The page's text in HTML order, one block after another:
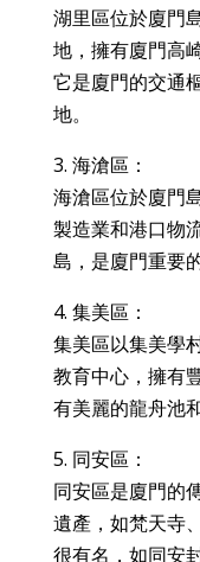
湖里區位於廈門
地，擁有廈門高
它是廈門的交通
地。
3. 海滄區：
海滄區位於廈門
製造業和港口物
島，是廈門重要
4. 集美區：
集美區以集美學
教育中心，擁有
有美麗的龍舟池
5. 同安區：
同安區是廈門的
遺產，如梵天寺
很有名，如同安